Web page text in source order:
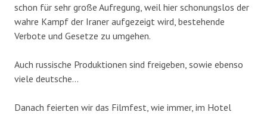
schon für sehr große Aufregung, weil hier schonungslos der
wahre Kampf der Iraner aufgezeigt wird, bestehende
Verbote und Gesetze zu umgehen.
Auch russische Produktionen sind freigeben, sowie ebenso
viele deutsche…
Danach feierten wir das Filmfest, wie immer, im Hotel